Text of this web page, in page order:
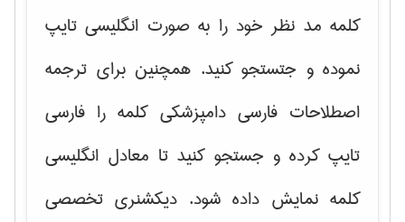
کلمه مد نظر خود را به صورت انگلیسی تایپ
نموده و جتستجو کنید. همچنین برای ترجمه
اصطلاحات فارسی دامپزشکی کلمه را فارسی
تایپ کرده و جستجو کنید تا معادل انگلیسی
کلمه نمایش داده شود. دیکشنری تخصصی